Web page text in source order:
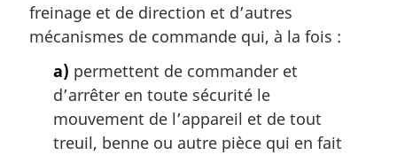
freinage et de direction et d’autres
mécanismes de commande qui, à la fois :
a) permettent de commander et
d’arrêter en toute sécurité le
mouvement de l’appareil et de tout
treuil, benne ou autre pièce qui en fait